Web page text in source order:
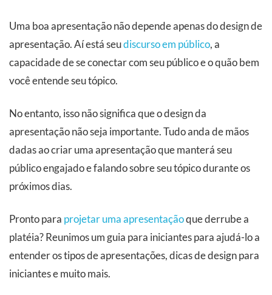
Uma boa apresentação não depende apenas do design de
apresentação. Aí está seudiscurso em público, a
capacidade de se conectar com seu público e o quão bem
você entende seu tópico.
No entanto, isso não significa que o design da
apresentação não seja importante. Tudo anda de mãos
dadas ao criar uma apresentação que manterá seu
público engajado e falando sobre seu tópico durante os
próximos dias.
Pronto para projetar uma apresentaçãoque derrube a
platéia? Reunimos um guia para iniciantes para ajudá-lo a
entender os tipos de apresentações, dicas de design para
iniciantes e muito mais.